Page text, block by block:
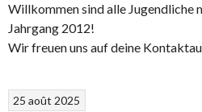
Willkommen sind alle Jugendliche
Jahrgang 2012!
Wir freuen uns auf deine
25 août 2025